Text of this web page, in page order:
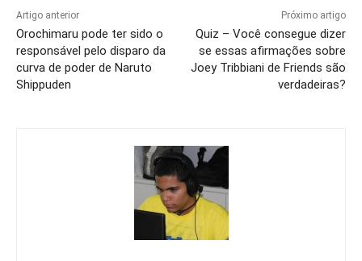
Artigo anterior
Orochimaru pode ter sido o
responsável pelo disparo da
curva de poder de Naruto
Shippuden
Próximo artigo
Quiz – Você consegue dizer
se essas afirmações sobre
Joey Tribbiani de Friends são
verdadeiras?